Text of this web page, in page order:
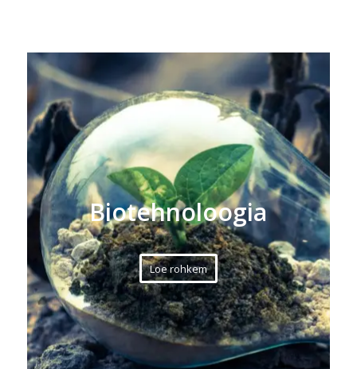
Biotehnoloogia
Loe rohkem